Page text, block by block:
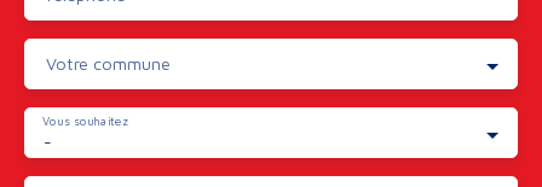
Votre commune
-
Vous souhaitez